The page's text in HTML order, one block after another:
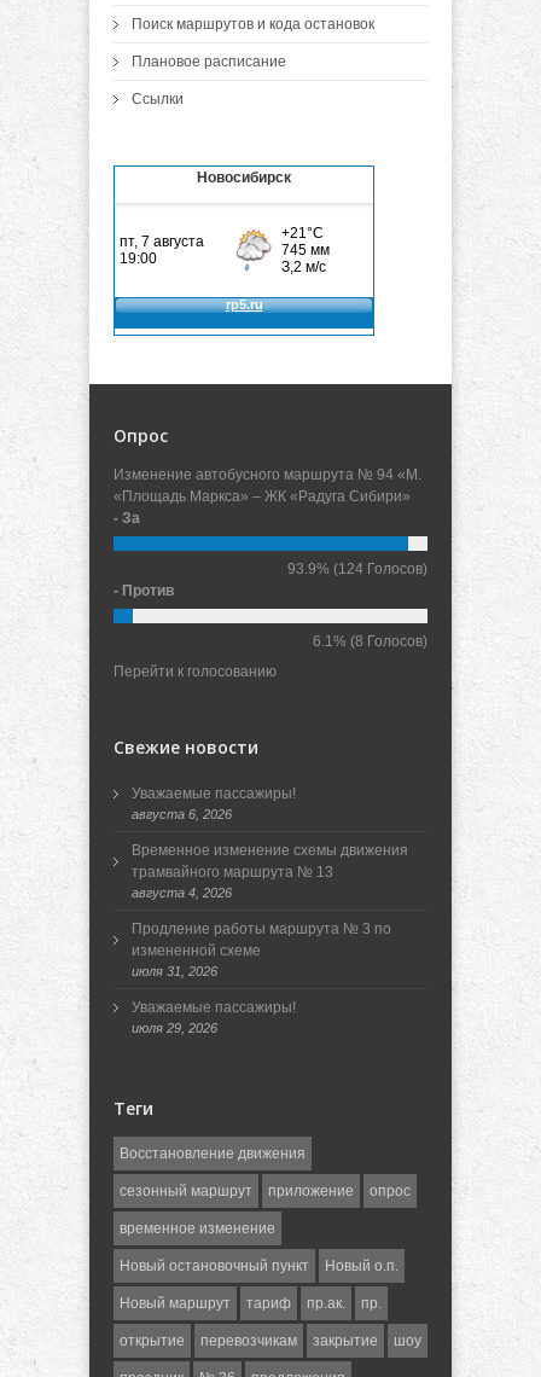
Поиск маршрутов и кода остановок
Плановое расписание
Ссылки
Новосибирск
Опрос
Изменение автобусного маршрута № 94 «М.
«Площадь Маркса» – ЖК «Радуга Сибири»
- За
93.9% (124 Голосов)
- Против
6.1% (8 Голосов)
Перейти к голосованию
Свежие новости
Уважаемые пассажиры!
августа 6, 2026
Временное изменение схемы движения
трамвайного маршрута № 13
августа 4, 2026
Продление работы маршрута № 3 по
измененной схеме
июля 31, 2026
Уважаемые пассажиры!
июля 29, 2026
Теги
Восстановление движения
сезонный маршрут приложение опрос
временное изменение
Новый остановочный пункт Новый о.п.
Новый маршрут тариф пр.ак. пр.
открытие перевозчикам закрытие шоу